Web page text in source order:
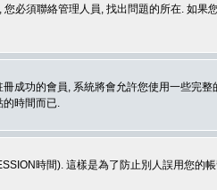
必須聯絡管理人員, 找出問題的所在. 如
功的會員, 系統將會允許您使用一些完
的時間而已.
時間). 這樣是為了防止別人誤用您